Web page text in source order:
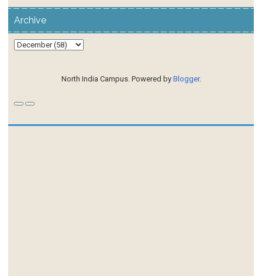
Archive
North India Campus. Powered by Blogger.